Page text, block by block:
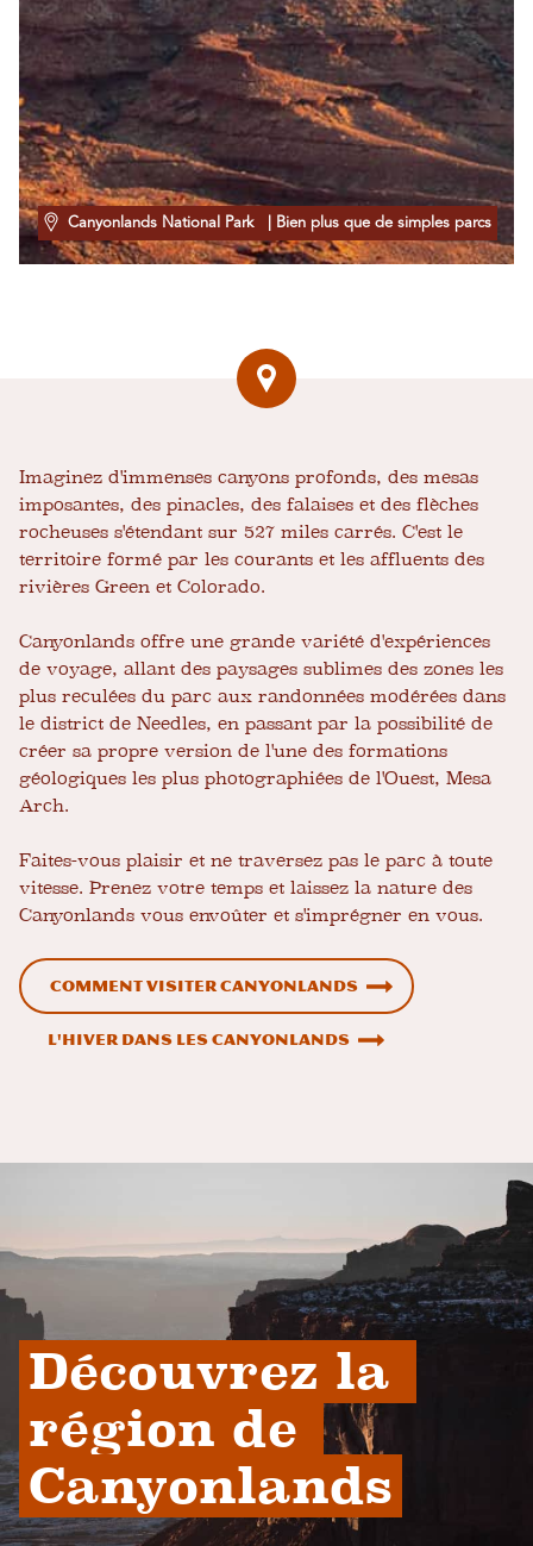
Canyonlands National Park | Bien plus que de simples parcs
Imaginez d'immenses canyons profonds, des mesas
imposantes, des pinacles, des falaises et des flèches
rocheuses s'étendant sur 527 miles carrés. C'est le
territoire formé par les courants et les affluents des
rivières Green et Colorado.
Canyonlands offre une grande variété d'expériences
de voyage, allant des paysages sublimes des zones les
plus reculées du parc aux randonnées modérées dans
le district de Needles, en passant par la possibilité de
créer sa propre version de l'une des formations
géologiques les plus photographiées de l'Ouest, Mesa
Arch.
Faites-vous plaisir et ne traversez pas le parc à toute
vitesse. Prenez votre temps et laissez la nature des
Canyonlands vous envoûter et s'imprégner en vous.
Comment visiter Canyonlands
L'hiver dans les Canyonlands
Découvrez la
région de
Canyonlands